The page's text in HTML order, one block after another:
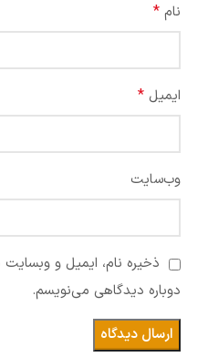
نام *
ایمیل *
وب‌سایت
ذخیره نام، ایمیل و
دوباره دیدگاهی می‌نویسم.